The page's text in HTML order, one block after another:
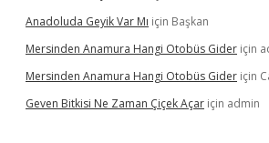
Anadoluda Geyik Var Mı için Başkan
Mersinden Anamura Hangi Otobüs Gider için
Mersinden Anamura Hangi Otobüs Gider için
Geven Bitkisi Ne Zaman Çiçek Açar için admin